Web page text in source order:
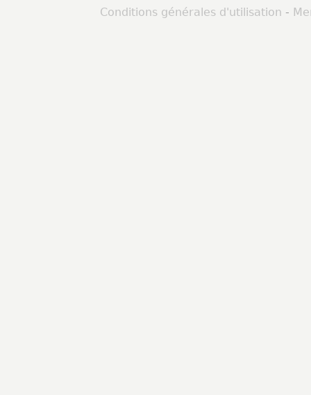
Conditions générales d'utilisation -